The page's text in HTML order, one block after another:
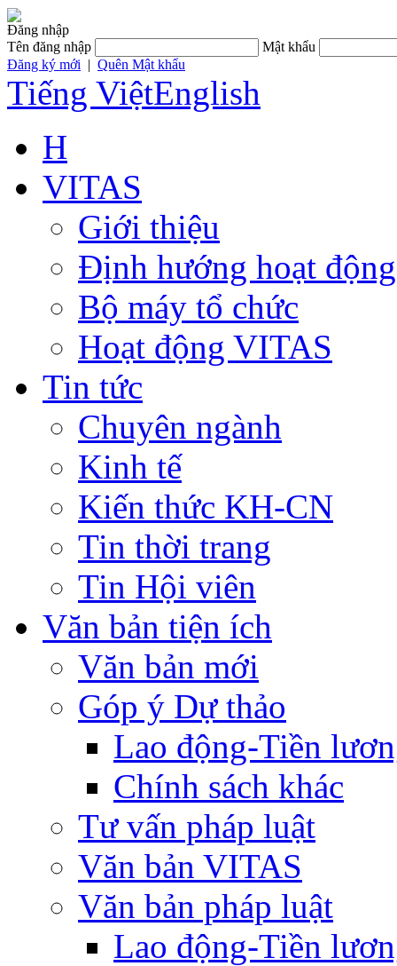
Đăng nhập
Tên đăng nhập
Mật khẩu
Đăng ký mới | Quên Mật khẩu
Tiếng ViệtEnglish
H
VITAS
Giới thiệu
Định hướng hoạt động
Bộ máy tổ chức
Hoạt động VITAS
Tin tức
Chuyên ngành
Kinh tế
Kiến thức KH-CN
Tin thời trang
Tin Hội viên
Văn bản tiện ích
Văn bản mới
Góp ý Dự thảo
Lao động-Tiền
Chính sách khác
Tư vấn pháp luật
Văn bản VITAS
Văn bản pháp luật
Lao động-Tiền